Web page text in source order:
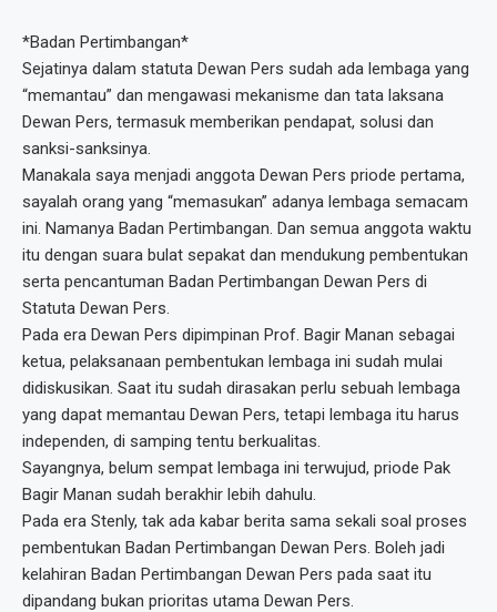
*Badan Pertimbangan*
Sejatinya dalam statuta Dewan Pers sudah ada lembaga yang
“memantau” dan mengawasi mekanisme dan tata laksana
Dewan Pers, termasuk memberikan pendapat, solusi dan
sanksi-sanksinya.
Manakala saya menjadi anggota Dewan Pers priode pertama,
sayalah orang yang “memasukan” adanya lembaga semacam
ini. Namanya Badan Pertimbangan. Dan semua anggota waktu
itu dengan suara bulat sepakat dan mendukung pembentukan
serta pencantuman Badan Pertimbangan Dewan Pers di
Statuta Dewan Pers.
Pada era Dewan Pers dipimpinan Prof. Bagir Manan sebagai
ketua, pelaksanaan pembentukan lembaga ini sudah mulai
didiskusikan. Saat itu sudah dirasakan perlu sebuah lembaga
yang dapat memantau Dewan Pers, tetapi lembaga itu harus
independen, di samping tentu berkualitas.
Sayangnya, belum sempat lembaga ini terwujud, priode Pak
Bagir Manan sudah berakhir lebih dahulu.
Pada era Stenly, tak ada kabar berita sama sekali soal proses
pembentukan Badan Pertimbangan Dewan Pers. Boleh jadi
kelahiran Badan Pertimbangan Dewan Pers pada saat itu
dipandang bukan prioritas utama Dewan Pers.